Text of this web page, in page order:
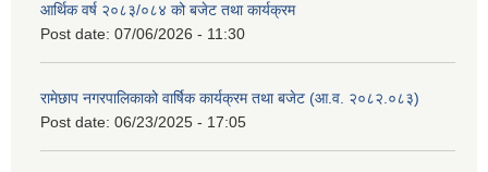
आर्थिक वर्ष २०८३/०८४ को बजेट तथा कार्यक्रम
Post date: 07/06/2026 - 11:30
रामेछाप नगरपालिकाको वार्षिक कार्यक्रम तथा बजेट (आ.व. २०८२.०८३)
Post date: 06/23/2025 - 17:05